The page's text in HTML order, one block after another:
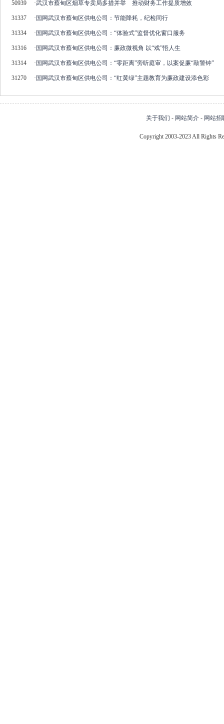
50939 ·武汉市蔡甸区烟草专卖局多措并举 推动财务工作提质增效
31337 · 国网武汉市蔡甸区供电公司：节能降耗，纪检同行
31334 · 国网武汉市蔡甸区供电公司：“体验式”监督优化窗口服务
31316 · 国网武汉市蔡甸区供电公司：廉政微视角 以“戏”悟人生
31314 · 国网武汉市蔡甸区供电公司：“零距离”旁听庭审，以案促廉“敲警钟”
31270 · 国网武汉市蔡甸区供电公司：“红黄绿”主题教育为廉政建设添色彩
关于我们 - 网站简介 - 网站招
Copyright 2003-2023 All Rights